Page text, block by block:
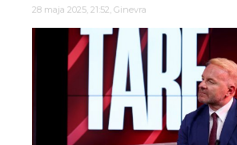
28 maja 2025, 21:52, Ginevra